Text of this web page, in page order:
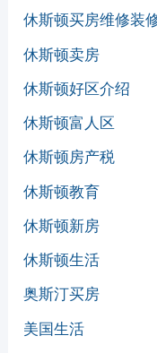
休斯顿买房维修装
休斯顿卖房
休斯顿好区介绍
休斯顿富人区
休斯顿房产税
休斯顿教育
休斯顿新房
休斯顿生活
奥斯汀买房
美国生活